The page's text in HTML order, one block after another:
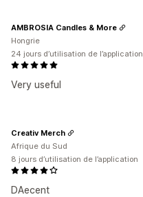
Very useful
AMBROSIA Candles & More
Hongrie
24 jours d’utilisation de l’application
DAecent
Creativ Merch
Afrique du Sud
8 jours d’utilisation de l’application